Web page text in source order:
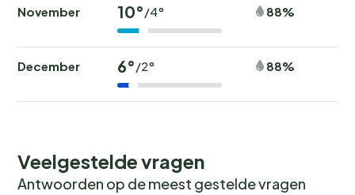
November 10°/4° 88%
December 6°/2° 88%
Veelgestelde vragen
Antwoorden op de meest gestelde vragen